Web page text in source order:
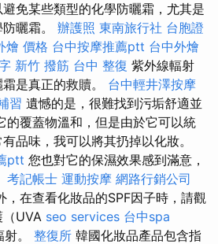
免某些類型的化學防曬霜，尤其是
曬霜。 辦護照 東南旅行社 台胞證
燴 價格 台中按摩推薦ptt 台中外燴
新竹 撥筋 台中 整復 紫外線輻射
是真正的救贖。 台中輕井澤按摩
習 遺憾的是，很難找到污垢舒適並
的覆蓋物溫和，但是由於它可以統
品味，我可以將其扔掉以化妝。
ptt 您也對它的保濕效果感到滿意，
考記帳士 運動按摩 網路行銷公司
，在查看化妝品的SPF因子時，請觀
UVA seo services 台中spa
。 整復所 韓國化妝品產品包含指